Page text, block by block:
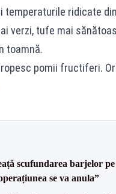
temperaturile ridicate
verzi, tufe mai
toamnă.
pomii fructiferi.
scufundarea barjelor
se va anula”